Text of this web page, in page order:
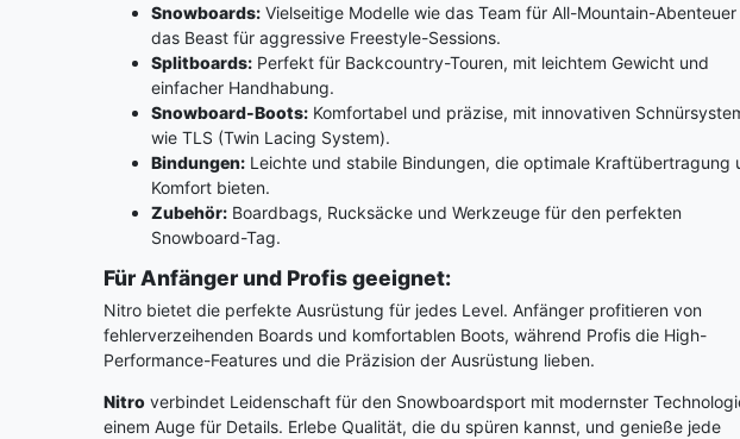
Snowboards: Vielseitige Modelle wie das Team für All-Mountain-
das Beast für aggressive Freestyle-Sessions.
Splitboards: Perfekt für Backcountry-Touren, mit leichtem Gewicht und
einfacher Handhabung.
Snowboard-Boots: Komfortabel und präzise, mit innovativen
wie TLS (Twin Lacing System).
Bindungen: Leichte und stabile Bindungen, die optimale Kraftübertragung
Komfort bieten.
Zubehör: Boardbags, Rucksäcke und Werkzeuge für den perfekten
Snowboard-Tag.
Für Anfänger und Profis geeignet:
Nitro bietet die perfekte Ausrüstung für jedes Level. Anfänger profitieren von
fehlerverzeihenden Boards und komfortablen Boots, während Profis die High-
Performance-Features und die Präzision der Ausrüstung lieben.
Nitro verbindet Leidenschaft für den Snowboardsport mit modernster
einem Auge für Details. Erlebe Qualität, die du spüren kannst, und genieße jede